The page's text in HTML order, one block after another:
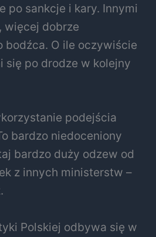
po sankcje i kary. Innymi
więcej dobrze
bodźca. O ile oczywiście
się po drodze w kolejny
podejścia
bardzo niedoceniony
bardzo duży odzew od
z innych ministerstw –
Polskiej odbywa się w